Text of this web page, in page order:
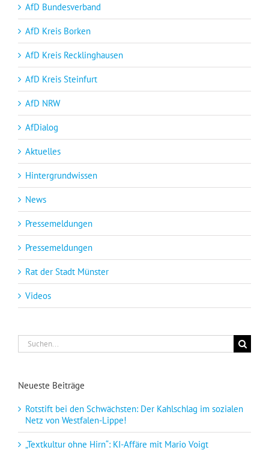
AfD Bundesverband
AfD Kreis Borken
AfD Kreis Recklinghausen
AfD Kreis Steinfurt
AfD NRW
AfDialog
Aktuelles
Hintergrundwissen
News
Pressemeldungen
Pressemeldungen
Rat der Stadt Münster
Videos
Suche
nach:
Neueste Beiträge
Rotstift bei den Schwächsten: Der Kahlschlag im sozialen
Netz von Westfalen-Lippe!
„Textkultur ohne Hirn“: KI-Affäre mit Mario Voigt